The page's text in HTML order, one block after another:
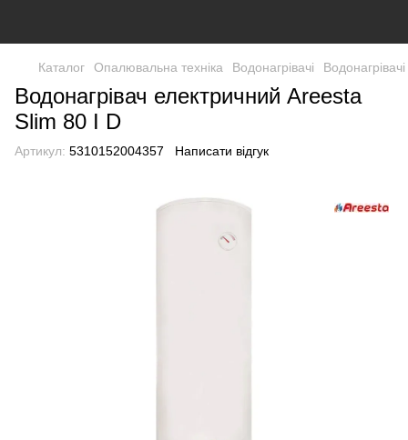
Каталог Опалювальна техніка Водонагрівачі
Водонагрівач електричний Areesta
Slim 80 I D
Артикул: 5310152004357 Написати відгук